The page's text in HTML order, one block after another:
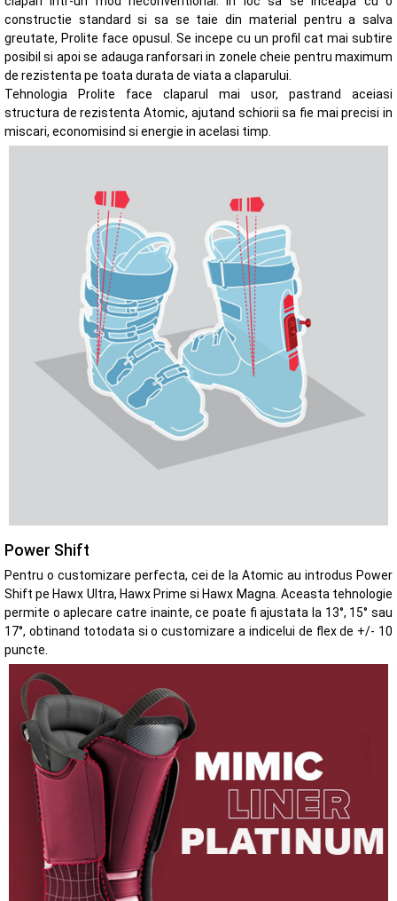
constructie standard si sa se taie din material pentru a salva
greutate, Prolite face opusul. Se incepe cu un profil cat mai subtire
posibil si apoi se adauga ranforsari in zonele cheie pentru maximum
de rezistenta pe toata durata de viata a claparului.
Tehnologia Prolite face claparul mai usor, pastrand aceiasi
structura de rezistenta Atomic, ajutand schiorii sa fie mai precisi in
miscari, economisind si energie in acelasi timp.
Power Shift
Pentru o customizare perfecta, cei de la Atomic au introdus Power
Shift pe Hawx Ultra, Hawx Prime si Hawx Magna. Aceasta tehnologie
permite o aplecare catre inainte, ce poate fi ajustata la 13°, 15° sau
17°, obtinand totodata si o customizare a indicelui de flex de +/- 10
puncte.